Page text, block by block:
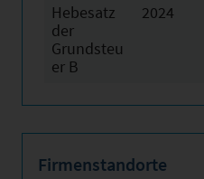
Hebesatz
der
Grundsteu
er B
2024
Firmenstandorte